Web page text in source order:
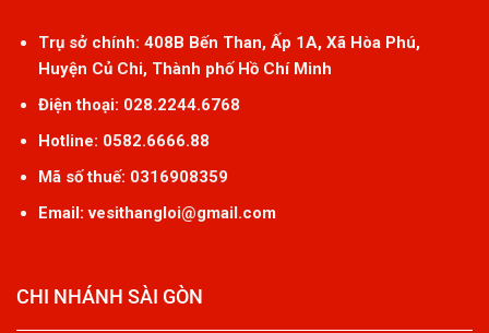
Trụ sở chính: 408B Bến Than, Ấp 1A, Xã Hòa Phú,
Huyện Củ Chi, Thành phố Hồ Chí Minh
Điện thoại: 028.2244.6768
Hotline: 0582.6666.88
Mã số thuế: 0316908359
Email: vesithangloi@gmail.com
CHI NHÁNH SÀI GÒN